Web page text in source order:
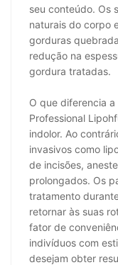
seu conteúdo. Os
naturais do corpo
gorduras
redução na
gordura tratadas.
O que diferencia
Professional
indolor. Ao
invasivos como
de incisões,
prolongados. Os
tratamento
retornar às suas
fator de
indivíduos com
desejam obter